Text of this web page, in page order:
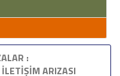
:
ARIZASI